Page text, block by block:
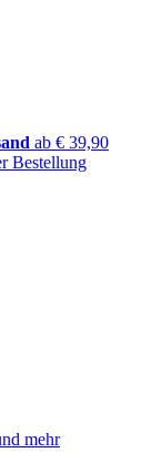
ab € 39,90
Bestellung
mehr